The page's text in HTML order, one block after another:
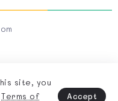
site, you
Terms of Accept